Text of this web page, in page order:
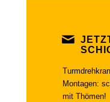
Montagen:
mit Thömen!